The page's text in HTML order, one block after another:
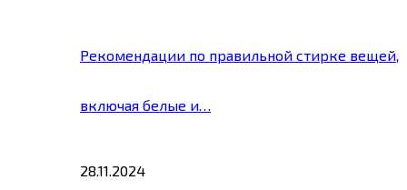
Рекомендации по правильной стирке вещей,
включая белые и…
28.11.2024